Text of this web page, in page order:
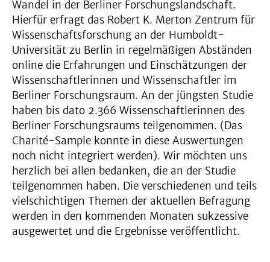
Wandel in der Berliner Forschungslandschaft.
Hierfür erfragt das Robert K. Merton Zentrum für
Wissenschaftsforschung an der Humboldt-
Universität zu Berlin in regelmäßigen Abständen
online die Erfahrungen und Einschätzungen der
Wissenschaftlerinnen und Wissenschaftler im
Berliner Forschungsraum. An der jüngsten Studie
haben bis dato 2.366 Wissenschaftlerinnen des
Berliner Forschungsraums teilgenommen. (Das
Charité-Sample konnte in diese Auswertungen
noch nicht integriert werden). Wir möchten uns
herzlich bei allen bedanken, die an der Studie
teilgenommen haben. Die verschiedenen und teils
vielschichtigen Themen der aktuellen Befragung
werden in den kommenden Monaten sukzessive
ausgewertet und die Ergebnisse veröffentlicht.